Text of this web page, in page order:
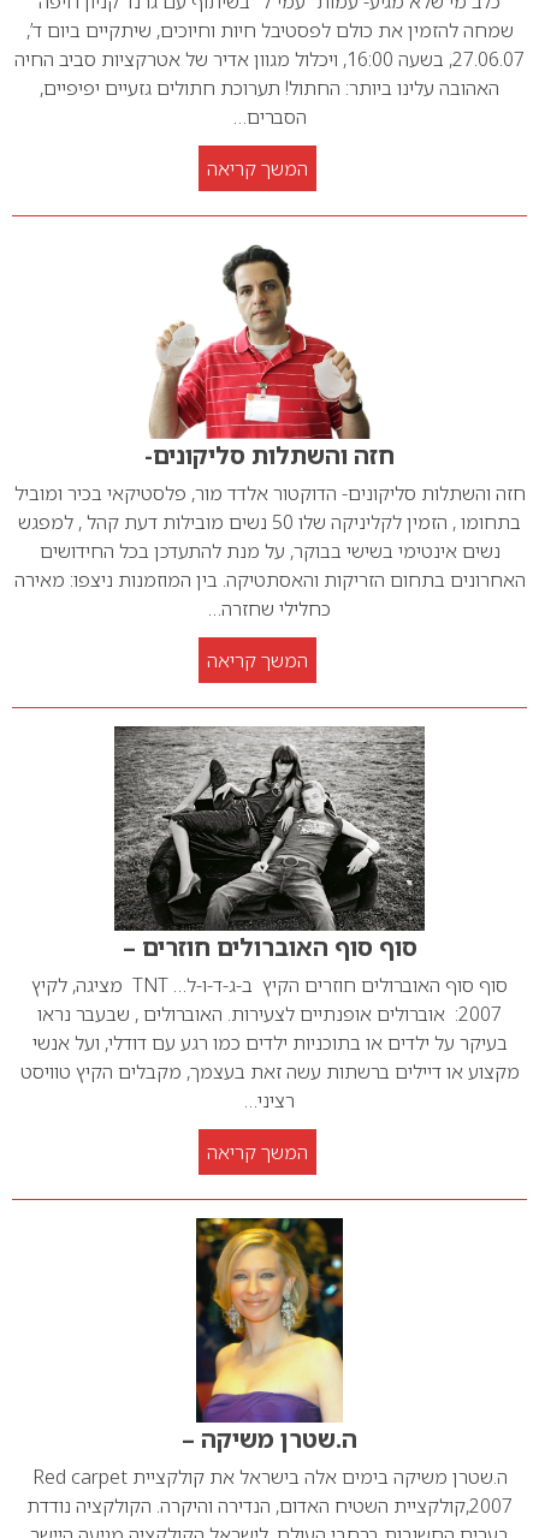
שמחה להזמין את כולם לפסטיבל חיות וחיוכים, שיתקיים ביום ד’,
27.06.07, בשעה 16:00, ויכלול מגוון אדיר של אטרקציות סביב החיה
האהובה עלינו ביותר: החתול! תערוכת חתולים גזעיים יפיפיים,
הסברים…
המשך קריאה
חזה והשתלות סליקונים-
חזה והשתלות סליקונים- הדוקטור אלדד מור, פלסטיקאי בכיר ומוביל
בתחומו , הזמין לקליניקה שלו 50 נשים מובילות דעת קהל , למפגש
נשים אינטימי בשישי בבוקר, על מנת להתעדכן בכל החידושים
האחרונים בתחום הזריקות והאסתטיקה. בין המוזמנות ניצפו: מאירה
כחלילי שחזרה…
המשך קריאה
סוף סוף האוברולים חוזרים –
סוף סוף האוברולים חוזרים הקיץ ב-ג-ד-ו-ל… TNT מציגה, לקיץ
2007: אוברולים אופנתיים לצעירות. האוברולים , שבעבר נראו
בעיקר על ילדים או בתוכניות ילדים כמו רגע עם דודלי, ועל אנשי
מקצוע או דיילים ברשתות עשה זאת בעצמך, מקבלים הקיץ טוויסט
רציני…
המשך קריאה
ה.שטרן משיקה –
ה.שטרן משיקה בימים אלה בישראל את קולקציית Red carpet
2007,קולקציית השטיח האדום, הנדירה והיקרה. הקולקציה נודדת